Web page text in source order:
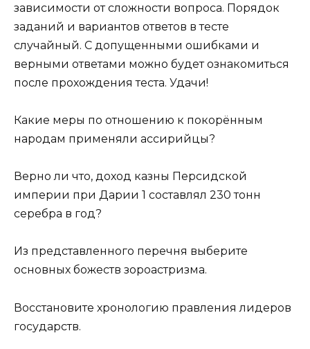
зависимости от сложности вопроса. Порядок
заданий и вариантов ответов в тесте
случайный. С допущенными ошибками и
верными ответами можно будет ознакомиться
после прохождения теста. Удачи!
Какие меры по отношению к покорённым
народам применяли ассирийцы?
Верно ли что, доход казны Персидской
империи при Дарии 1 составлял 230 тонн
серебра в год?
Из представленного перечня выберите
основных божеств зороастризма.
Восстановите хронологию правления лидеров
государств.